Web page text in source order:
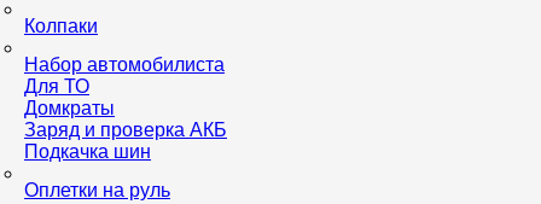
Колпаки
Набор автомобилиста
Для ТО
Домкраты
Заряд и проверка АКБ
Подкачка шин
Оплетки на руль